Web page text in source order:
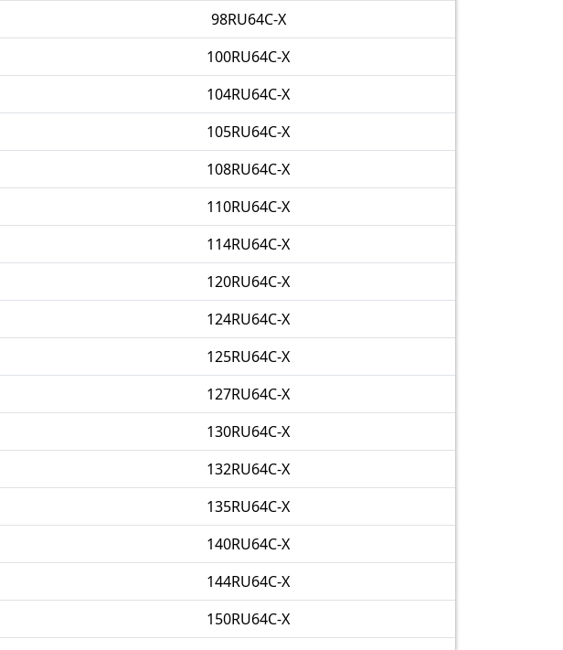
98RU64C-X
100RU64C-X
104RU64C-X
105RU64C-X
108RU64C-X
110RU64C-X
114RU64C-X
120RU64C-X
124RU64C-X
125RU64C-X
127RU64C-X
130RU64C-X
132RU64C-X
135RU64C-X
140RU64C-X
144RU64C-X
150RU64C-X